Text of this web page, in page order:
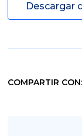
Descargar
COMPARTIR CON: